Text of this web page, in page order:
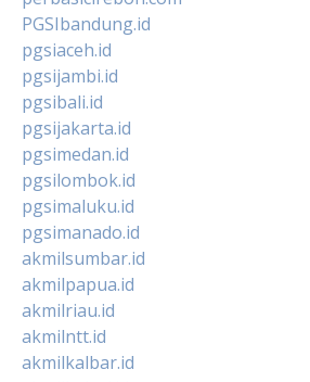
PGSIbandung.id
pgsiaceh.id
pgsijambi.id
pgsibali.id
pgsijakarta.id
pgsimedan.id
pgsilombok.id
pgsimaluku.id
pgsimanado.id
akmilsumbar.id
akmilpapua.id
akmilriau.id
akmilntt.id
akmilkalbar.id